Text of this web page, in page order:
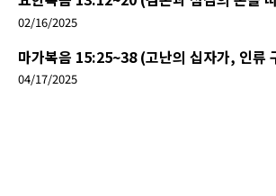
02/16/2025
마가복음 15:25~38 (고난의 십자가, 인류
04/17/2025